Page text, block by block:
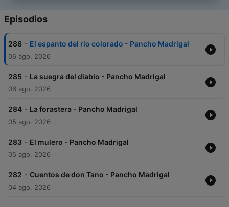
Episodios
286 - El espanto del río colorado - Pancho Madrigal
06 ago. 2026
285 - La suegra del diablo - Pancho Madrigal
06 ago. 2026
284 - La forastera - Pancho Madrigal
05 ago. 2026
283 - El mulero - Pancho Madrigal
05 ago. 2026
282 - Cuentos de don Tano - Pancho Madrigal
04 ago. 2026